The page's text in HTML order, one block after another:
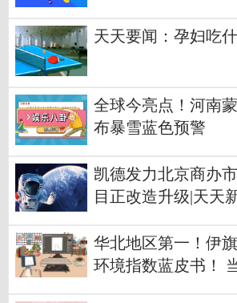
天天要闻：孕妇吃
全球今亮点！河南
布暴雪蓝色预警
凯德发力北京商办
目正改造升级|天天
华北地区第一！伊
环境指数蓝皮书！